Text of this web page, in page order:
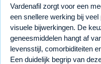
Vardenafil zorgt voor een
een snellere werking bij
visuele bijwerkingen. De
geneesmiddelen hangt af
levensstijl, comorbiditeiten
Een duidelijk begrip van